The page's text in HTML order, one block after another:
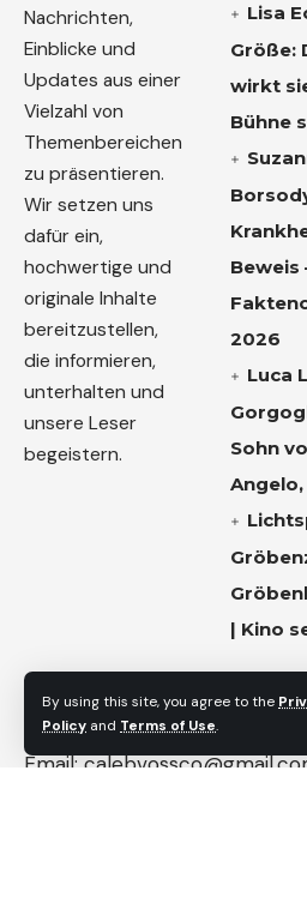
By using this site, you agree to the
Policy and Terms of Use.
Nachrichten,
Einblicke und
Updates aus einer
Vielzahl von
Themenbereichen
zu präsentieren.
Wir setzen uns
dafür ein,
hochwertige und
originale Inhalte
bereitzustellen,
die informieren,
unterhalten und
unsere Leser
begeistern.
Lisa
Größe:
wirkt
Bühne
Beweis
2026
Luca
Sohn
Angelo,
| Kino
Kontaktieren Sie uns
Email: